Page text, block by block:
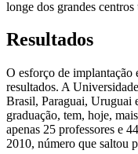
longe dos grandes centros
Resultados
O esforço de
resultados. A
Brasil, Paraguai, Uruguai
graduação, tem, hoje,
apenas 25 professores e
2010, número que saltou